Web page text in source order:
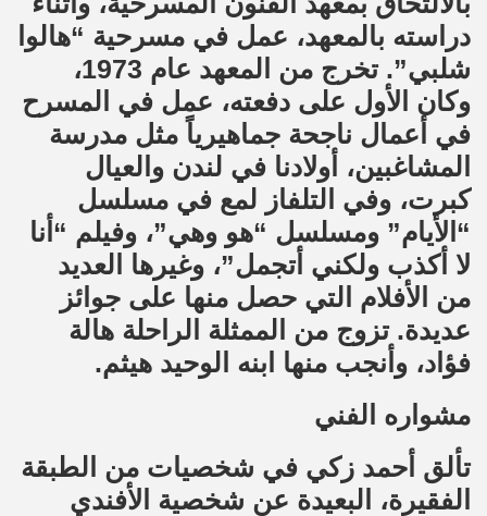
دراسته بالمعهد، عمل في مسرحية “هالوا
شلبي”. تخرج من المعهد عام 1973،
وكان الأول على دفعته، عمل في المسرح
في أعمال ناجحة جماهيرياً مثل مدرسة
المشاغبين، أولادنا في لندن والعيال
كبرت، وفي التلفاز لمع في مسلسل
“الأيام” ومسلسل “هو وهي”، وفيلم “أنا
لا أكذب ولكني أتجمل”، وغيرها العديد
من الأفلام التي حصل منها على جوائز
عديدة. تزوج من الممثلة الراحلة هالة
فؤاد، وأنجب منها ابنه الوحيد هيثم.
مشواره الفني
تألق أحمد زكي في شخصيات من الطبقة
الفقيرة، البعيدة عن شخصية الأفندي